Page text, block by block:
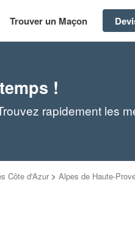
Trouver un Maçon
!
rapidement les
Côte d'Azur > Alpes de Haute-